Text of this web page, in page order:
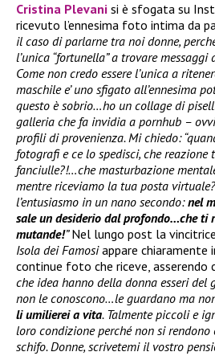
Cristina Plevani si è sfogata su
ricevuto l’ennesima foto intima da
il caso di parlarne tra noi donne,
l’unica “fortunella” a trovare
Come non credo essere l’unica a
maschile e’ uno sfigato all’ennesima
questo è sobrio…ho un collage di
galleria che fa invidia a pornhub –
profili di provenienza. Mi chiedo:
fotografi e ce lo spedisci, che
fanciulle?!…che masturbazione
mentre riceviamo la tua posta
l’entusiasmo in un nano secondo:nel
sale un desiderio dal profondo…che ti
mutande!”Nel lungo post la
Isola dei Famosiappare chiaramente
continue foto che riceve, asserendo
che idea hanno della donna esseri del
non le conoscono…le guardano ma
li umilierei a vita. Talmente piccoli e
loro condizione perché non si
schifo. Donne, scrivetemi il vostro